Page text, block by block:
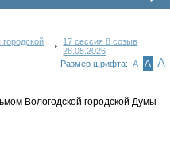
17 сессия 8 созыв
28.05.2026
Размер шрифта: А А А
Вологодской городской Думы